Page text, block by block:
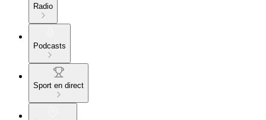
Radio
Podcasts
Sport en direct